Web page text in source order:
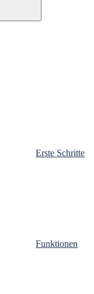
Erste Schritte
Funktionen